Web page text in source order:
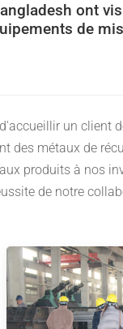
ont
de
un
des métaux de
produits à nos
de notre